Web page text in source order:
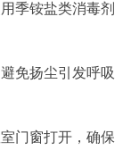
季铵盐类消毒剂
免扬尘引发呼吸
门窗打开，确保